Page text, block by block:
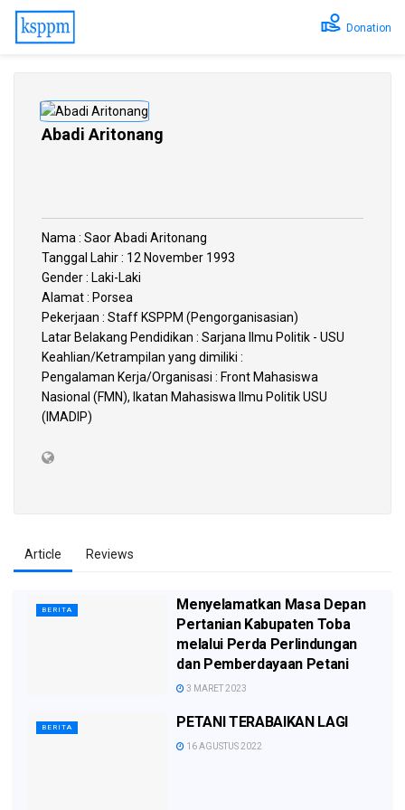
Donation
Abadi Aritonang
Nama : Saor Abadi Aritonang
Tanggal Lahir : 12 November 1993
Gender : Laki-Laki
Alamat : Porsea
Pekerjaan : Staff KSPPM (Pengorganisasian)
Latar Belakang Pendidikan : Sarjana Ilmu Politik - USU
Keahlian/Ketrampilan yang dimiliki :
Pengalaman Kerja/Organisasi : Front Mahasiswa
Nasional (FMN), Ikatan Mahasiswa Ilmu Politik USU
(IMADIP)
Article Reviews
BERITA
Menyelamatkan Masa Depan
Pertanian Kabupaten Toba
melalui Perda Perlindungan
dan Pemberdayaan Petani
3 MARET 2023
BERITA PETANI TERABAIKAN LAGI
16 AGUSTUS 2022